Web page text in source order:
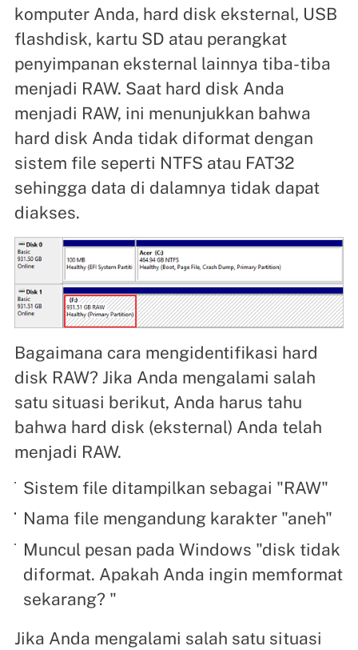
komputer Anda, hard disk eksternal, USB
flashdisk, kartu SD atau perangkat
penyimpanan eksternal lainnya tiba-tiba
menjadi RAW. Saat hard disk Anda
menjadi RAW, ini menunjukkan bahwa
hard disk Anda tidak diformat dengan
sistem file seperti NTFS atau FAT32
sehingga data di dalamnya tidak dapat
diakses.
Bagaimana cara mengidentifikasi hard
disk RAW? Jika Anda mengalami salah
satu situasi berikut, Anda harus tahu
bahwa hard disk (eksternal) Anda telah
menjadi RAW.
Sistem file ditampilkan sebagai "RAW"
Nama file mengandung karakter "aneh"
Muncul pesan pada Windows "disk tidak
diformat. Apakah Anda ingin memformat
sekarang? "
Jika Anda mengalami salah satu situasi